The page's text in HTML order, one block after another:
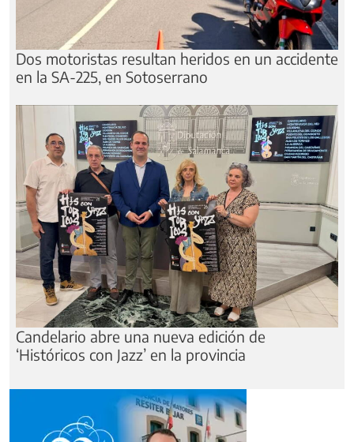
Dos motoristas resultan heridos en un accidente
en la SA-225, en Sotoserrano
Candelario abre una nueva edición de
‘Históricos con Jazz’ en la provincia